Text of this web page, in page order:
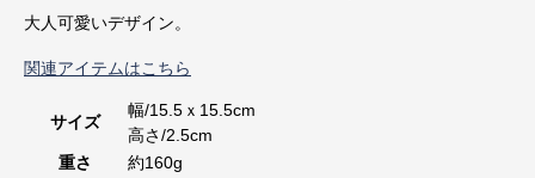
大人可愛いデザイン。
関連アイテムはこちら
サイズ
幅/15.5ｘ15.5cm
高さ/2.5cm
重さ
約160g